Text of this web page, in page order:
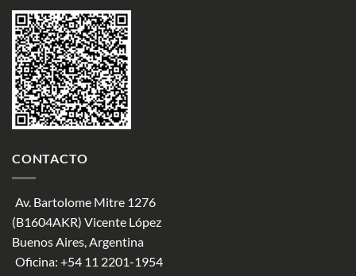
CONTACTO
Av. Bartolome Mitre 1276
(B1604AKR) Vicente López
Buenos Aires, Argentina
Oficina: +54 11 2201-1954